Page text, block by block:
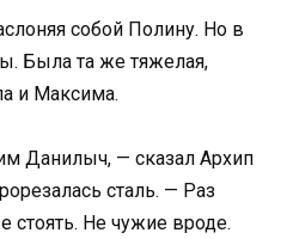
собой Полину. Но в
Была та же тяжелая,
и Максима.
Данилыч, — сказал Архип
сталь. — Раз
Не чужие вроде.